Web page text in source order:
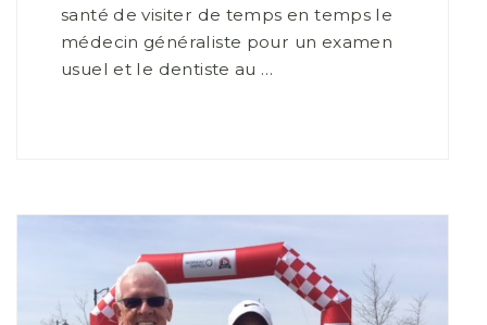
santé de visiter de temps en temps le
médecin généraliste pour un examen
usuel et le dentiste au …